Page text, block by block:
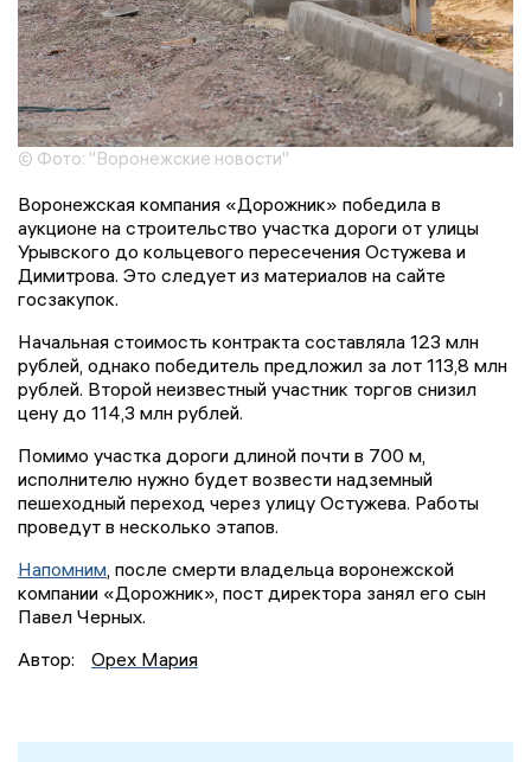
© Фото: "Воронежские новости"
Воронежская компания «Дорожник» победила в
аукционе на строительство участка дороги от улицы
Урывского до кольцевого пересечения Остужева и
Димитрова. Это следует из материалов на сайте
госзакупок.
Начальная стоимость контракта составляла 123 млн
рублей, однако победитель предложил за лот 113,8 млн
рублей. Второй неизвестный участник торгов снизил
цену до 114,3 млн рублей.
Помимо участка дороги длиной почти в 700 м,
исполнителю нужно будет возвести надземный
пешеходный переход через улицу Остужева. Работы
проведут в несколько этапов.
Напомним , после смерти владельца воронежской
компании «Дорожник», пост директора занял его сын
Павел Черных.
Автор:
Орех Мария